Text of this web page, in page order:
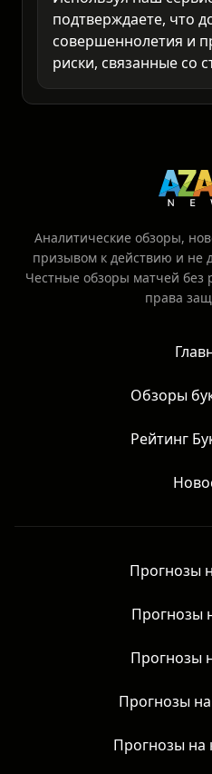
Используя наш
подтверждаете, что
совершеннолетия и
риски, связанные со
Аналитические обзоры,
призывом к действию и не
Обзоры
Рейтинг
Прогнозы
Прогнозы
Прогнозы
Прогнозы